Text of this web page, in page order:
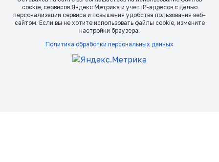
сookie, сервисов Яндекс Метрика и учет IP-адресов с целью
персонализации сервиса и повышения удобства пользования веб-
сайтом. Если вы не хотите использовать файлы сookie, измените
настройки браузера.
Политика обработки персональных данных